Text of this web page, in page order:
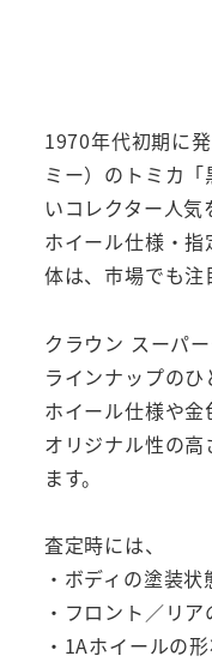
1970年代初期に
ミー）のトミカ
いコレクター人
ホイール仕様・
体は、市場でも注
クラウン スーパ
ラインナップの
ホイール仕様や金
オリジナル性の
ます。
査定時には、
・ボディの塗装状
・フロント／リ
・1Aホイールの